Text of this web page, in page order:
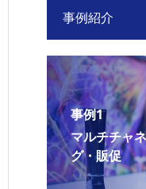
事例紹介
事例1
マルチチャ
グ・販促